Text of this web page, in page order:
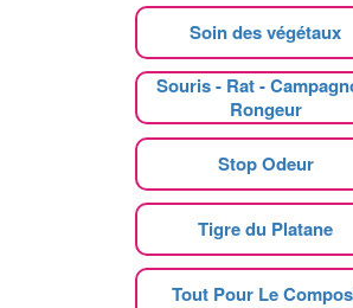
Soin des végétaux
Souris - Rat -
Rongeur
Stop Odeur
Tigre du Platane
Tout Pour Le